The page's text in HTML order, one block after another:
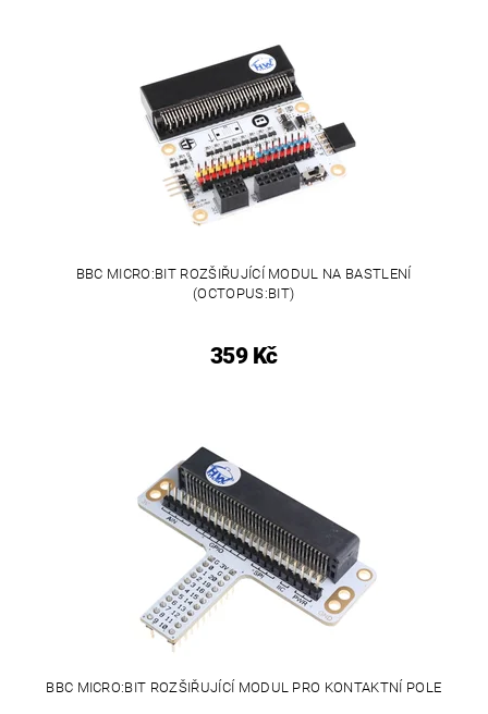
BBC MICRO:BIT ROZŠIŘUJÍCÍ MODUL NA BASTLENÍ
(OCTOPUS:BIT)
359 Kč
BBC MICRO:BIT ROZŠIŘUJÍCÍ MODUL PRO KONTAKTNÍ POLE